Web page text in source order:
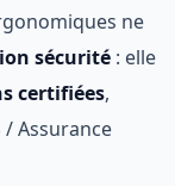
ne
sécurité : elle
certifiées,
Assurance